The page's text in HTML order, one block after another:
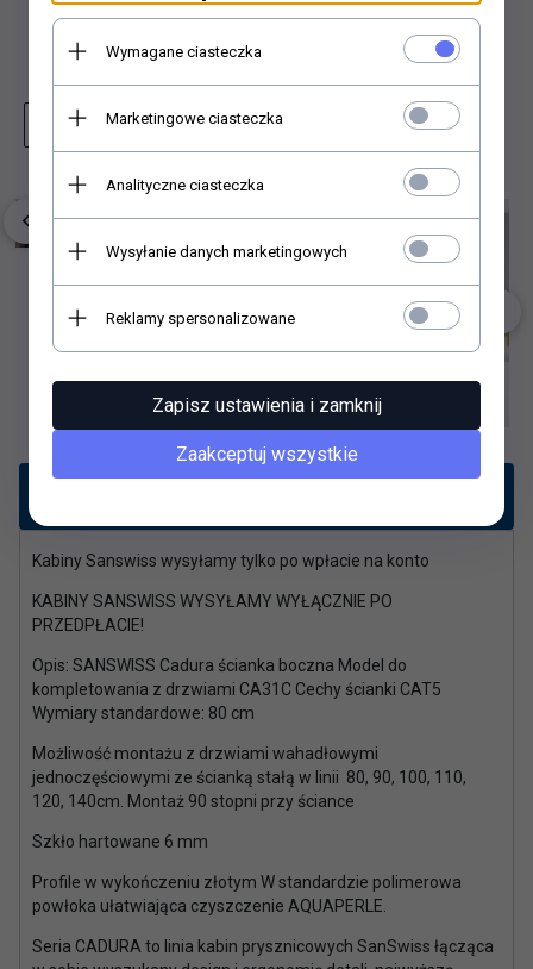
Dodaj do schowka
Zapytaj o produkt Wydrukuj stronę
Kabiny Sanswiss wysyłamy tylko po wpłacie na konto
KABINY SANSWISS WYSYŁAMY WYŁĄCZNIE PO
PRZEDPŁACIE!
Opis: SANSWISS Cadura ścianka boczna Model do
kompletowania z drzwiami CA31C Cechy ścianki CAT5
Wymiary standardowe: 80 cm
Możliwość montażu z drzwiami wahadłowymi
jednoczęściowymi ze ścianką stałą w linii 80, 90, 100, 110,
120, 140cm. Montaż 90 stopni przy ściance
Szkło hartowane 6 mm
Profile w wykończeniu złotym W standardzie polimerowa
powłoka ułatwiająca czyszczenie AQUAPERLE.
Seria CADURA to linia kabin prysznicowych SanSwiss łącząca
Wymagane ciasteczka
Marketingowe ciasteczka
Analityczne ciasteczka
Wysyłanie danych marketingowych
Reklamy spersonalizowane
Zapisz ustawienia i zamknij
Zaakceptuj wszystkie